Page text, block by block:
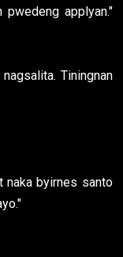
pwedeng applyan."
Tiningnan
naka byirnes santo